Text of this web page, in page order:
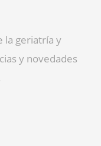
la geriatría y
y novedades